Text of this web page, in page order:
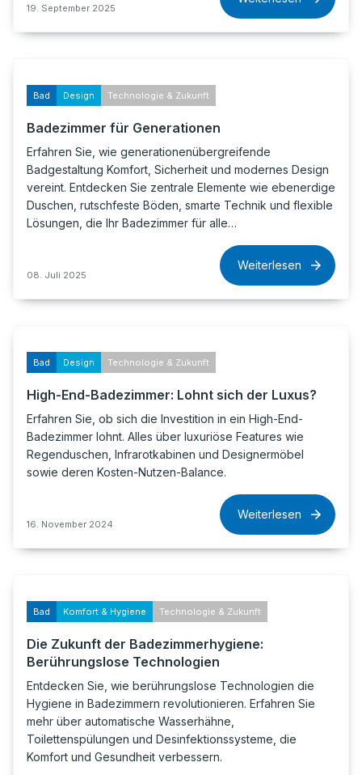
19. September 2025
Bad Design Technologie & Zukunft
Badezimmer für Generationen
Erfahren Sie, wie generationenübergreifende
Badgestaltung Komfort, Sicherheit und modernes Design
vereint. Entdecken Sie zentrale Elemente wie ebenerdige
Duschen, rutschfeste Böden, smarte Technik und flexible
Lösungen, die Ihr Badezimmer für alle…
08. Juli 2025
Weiterlesen
Bad Design Technologie & Zukunft
High-End-Badezimmer: Lohnt sich der Luxus?
Erfahren Sie, ob sich die Investition in ein High-End-
Badezimmer lohnt. Alles über luxuriöse Features wie
Regenduschen, Infrarotkabinen und Designermöbel
sowie deren Kosten-Nutzen-Balance.
16. November 2024
Weiterlesen
Bad Komfort & Hygiene Technologie & Zukunft
Die Zukunft der Badezimmerhygiene:
Berührungslose Technologien
Entdecken Sie, wie berührungslose Technologien die
Hygiene in Badezimmern revolutionieren. Erfahren Sie
mehr über automatische Wasserhähne,
Toilettenspülungen und Desinfektionssysteme, die
Komfort und Gesundheit verbessern.